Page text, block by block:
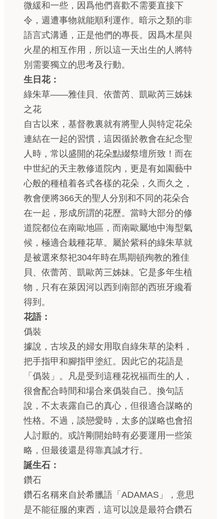
微緩和一些，因爲他們喜歡不需要直接下
令，週遭事物就能順利運作。暗示之類的非
語言式溝通，正是他們的專長。因爲木星與
火星的相互作用，所以這一天出生的人將特
別需要獨立的思考及行動。
生日花：
綠朱草——雅佳貝、依蕾芮、凱歐芮三姊妹
之花
自古以來，基督教裏就有將聖人與特定花朵
連結在一起的習慣，這因循於教會在紀念聖
人時，常以盛開的花朵點綴祭壇所致！而在
中世紀的天主教修道院內，更是有如園藝中
心般的種植着各式各樣的花朵，久而久之，
教會便將366天的聖人分別和不同的花朵合
在一起，形成所謂的花歷。當時大部分的修
道院都位在南歐地區，而南歐屬地中海型氣
候，極適合栽種花草。屬於紫科的綠朱草就
是被選來祭祀304年時在馬期頓殉教的雅佳
貝、依蕾芮、凱歐芮三姊妹。它是多年生植
物，只有在萊因河以西到南部的西班牙纔看
得到。
花語：
僞裝
據說，古埃及的婦女用取自綠朱草的染料，
把手指甲和腳指甲塗紅。因此它的花語是
「僞裝」。凡是受到這種花祝福而生的人，
很會配合時間和場合來僞裝自己。換句話
說，不太表露自己的真心，但很適合謀略的
性格。不過，談戀愛時，太多的謀略也會招
人討厭的。或許剛開始時有必要運用一些策
略，但最後還是得靠真誠才行。
誕生石：
鑽石
鑽石名稱來自於希臘語「ADAMAS」，意思
是不能征服的東西，這可以說是最符合鑽石